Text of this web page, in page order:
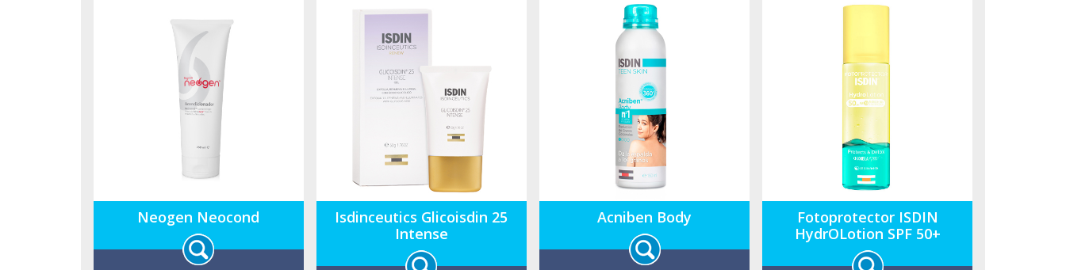
PEEL estimula la exfoliación de la
piel ayudando a atenuar las
imperfecciones y potenciando el
efecto despigmentante de
PIGMENT EXPERT.
vitales para un cabello más suave,
voluminoso y brillante. Su fórmula
BB CREAM CAPILAR de proteínas
inteligentes y aceite de argan,
crean una capa sobre cada hebra
del pelo, que le devuelven su
movimiento natural, aportando
brillo, salud, controlando el frizz
para devolver la vitalidad y
juventud a su cabello.
Neogen Neocond
Isdinceutics Glicoisdin 25
Intense
Acniben Body
Fotoprotector ISDIN
HydrOLotion SPF 50+